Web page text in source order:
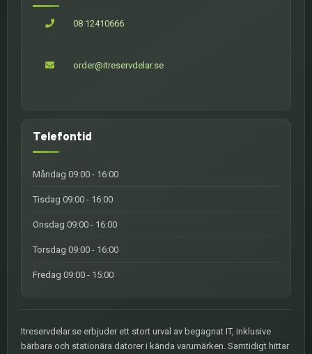
08 12410666
order@itreservdelar.se
Telefontid
Måndag 09:00 - 16:00
Tisdag 09:00 - 16:00
Onsdag 09:00 - 16:00
Torsdag 09:00 - 16:00
Fredag 09:00 - 15:00
Itreservdelar.se erbjuder ett stort urval av begagnat IT, inklusive
bärbara och stationära datorer i kända varumärken. Samtidigt hittar